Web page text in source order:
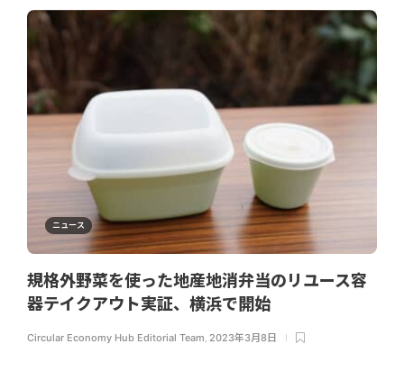
ニュース
規格外野菜を使った地産地消弁当のリユース容
器テイクアウト実証、横浜で開始
Circular Economy Hub Editorial Team, 2023年3月8日